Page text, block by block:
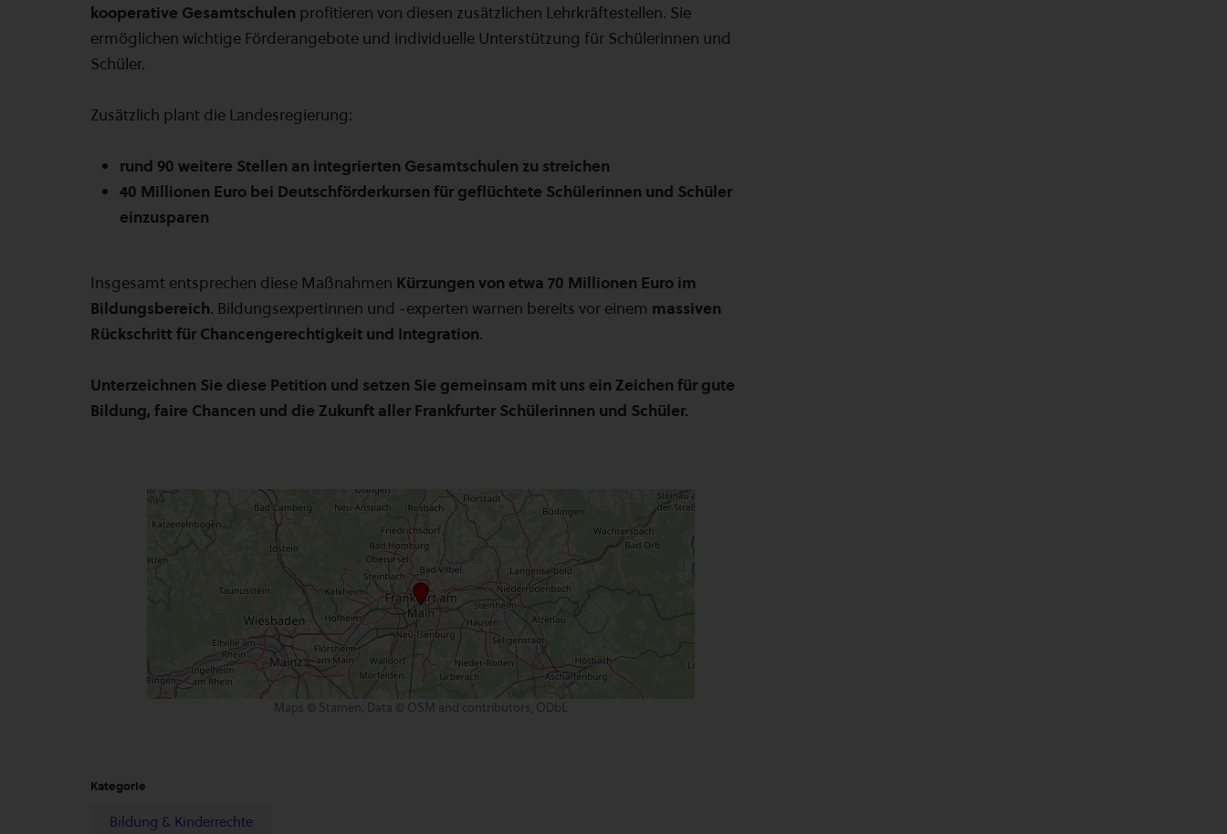
kooperative Gesamtschulen profitieren von diesen zusätzlichen Lehrkräftestellen. Sie
ermöglichen wichtige Förderangebote und individuelle Unterstützung für Schülerinnen und
Schüler.
Zusätzlich plant die Landesregierung:
rund 90 weitere Stellen an integrierten Gesamtschulen zu streichen
40 Millionen Euro bei Deutschförderkursen für geflüchtete Schülerinnen und Schüler
einzusparen
Insgesamt entsprechen diese Maßnahmen Kürzungen von etwa 70 Millionen Euro im
Bildungsbereich. Bildungsexpertinnen und -experten warnen bereits vor einem massiven
Rückschritt für Chancengerechtigkeit und Integration.
Unterzeichnen Sie diese Petition und setzen Sie gemeinsam mit uns ein Zeichen für gute
Bildung, faire Chancen und die Zukunft aller Frankfurter Schülerinnen und Schüler.
Maps © Stamen; Data © OSM and contributors, ODbL
Kategorie
Bildung & Kinderrechte